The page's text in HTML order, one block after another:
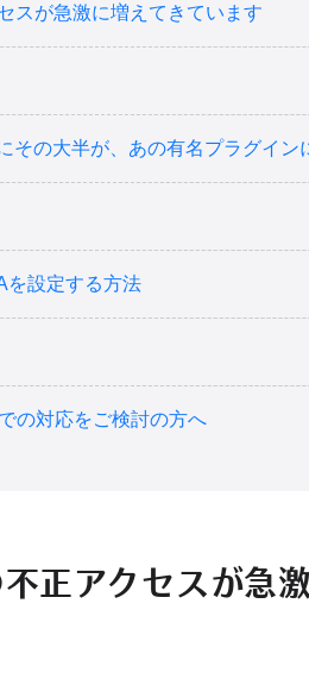
スが急激に増えてきています
その大半が、あの有名プラグイン
を設定する方法
の対応をご検討の方へ
正アクセスが急